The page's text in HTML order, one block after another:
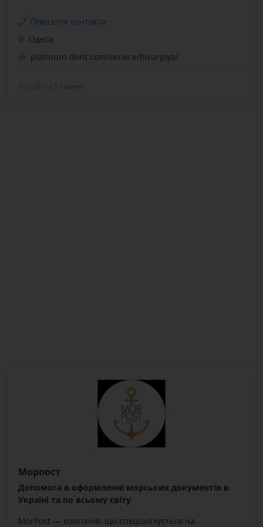
Показати контакти
Одеса
platinum-dent.com/service/hirurgiya/
Морпост
Допомога в оформленні морських документів в
Україні та по всьому світу
MorPost — компанія, що спеціалізується на